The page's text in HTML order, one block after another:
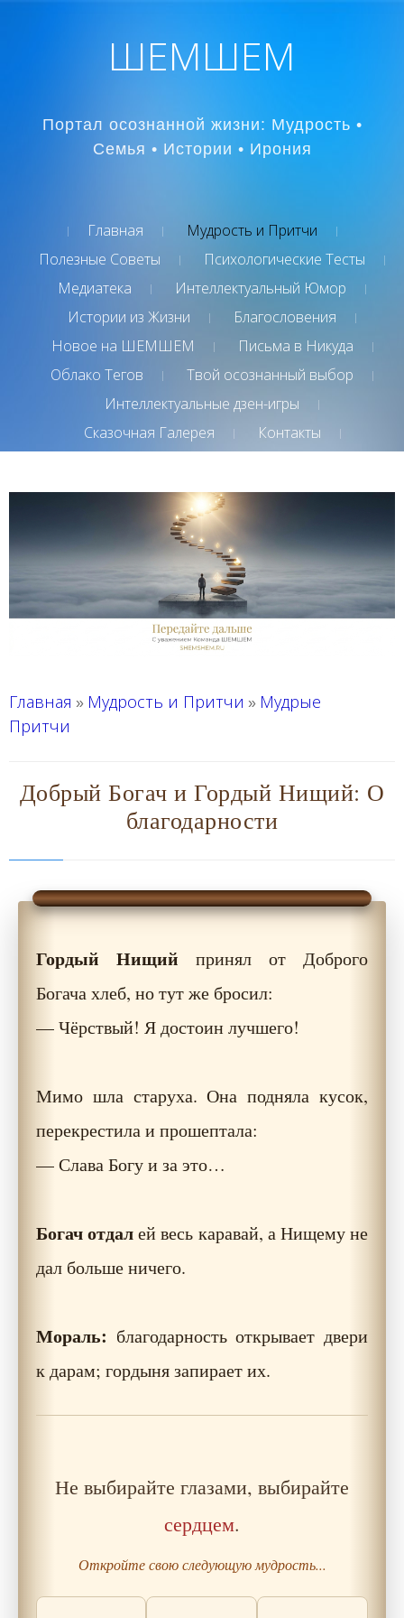
ШЕМШЕМ
Портал осознанной жизни: Мудрость •
Семья • Истории • Ирония
Главная
Мудрость и Притчи
Полезные Советы
Психологические Тесты
Медиатека
Интеллектуальный Юмор
Истории из Жизни
Благословения
Новое на ШЕМШЕМ
Письма в Никуда
Облако Тегов
Твой осознанный выбор
Интеллектуальные дзен-игры
Сказочная Галерея
Контакты
Главная » Мудрость и Притчи » Мудрые
Притчи
Добрый Богач и Гордый Нищий: О
благодарности
Гордый Нищий принял от Доброго
Богача хлеб, но тут же бросил:
— Чёрствый! Я достоин лучшего!
Мимо шла старуха. Она подняла кусок,
перекрестила и прошептала:
— Слава Богу и за это…
Богач отдалей весь каравай, а Нищему не
дал больше ничего.
Мораль: благодарность открывает двери
к дарам; гордыня запирает их.
Не выбирайте глазами, выбирайте
сердцем.
Откройте свою следующую мудрость...